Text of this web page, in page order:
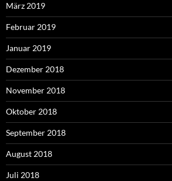
März 2019
Februar 2019
Januar 2019
Dezember 2018
November 2018
Oktober 2018
September 2018
August 2018
Juli 2018